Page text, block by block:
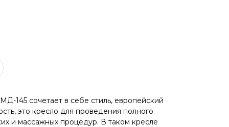
145 сочетает в себе стиль, европейский
это кресло для проведения полного
и массажных процедур. В таком кресле